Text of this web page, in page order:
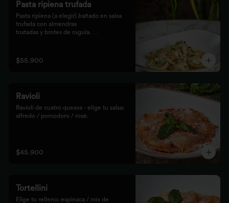
Pasta ripiena trufada
Pasta ripiena (a elegir) bañado en salsa
trufada con almendras
tostadas y brotes de rúgula.
$55.900
Ravioli
Ravioli de cuatro quesos - elige tu salsa:
alfredo / pomodoro / rosé.
$45.900
Tortellini
Elige tu relleno: espinaca / mix de